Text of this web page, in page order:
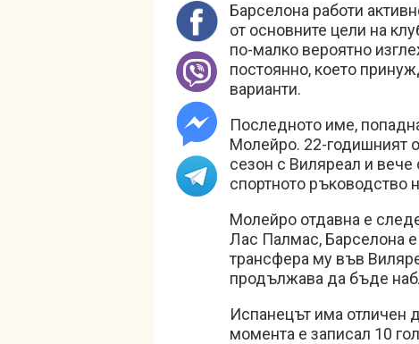
Барселона работи
от основните цели на
по-малко вероятно
постоянно, което
варианти.
Последното име,
Молейро. 22-годишният
сезон с Виляреал и
спортното ръководство
Молейро отдавна е
Лас Палмас, Барселона
трансфера му във
продължава да бъде
Испанецът има отличен
момента е записал 10